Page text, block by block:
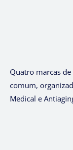
Quatro marcas
comum,
Medical e